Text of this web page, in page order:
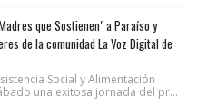
que Sostienen" a Paraíso y
de la comunidad La Voz Digital de
Social y Alimentación
una exitosa jornada del pr...